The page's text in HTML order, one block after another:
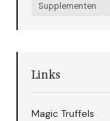
Supplementen
Links
Magic Truffels